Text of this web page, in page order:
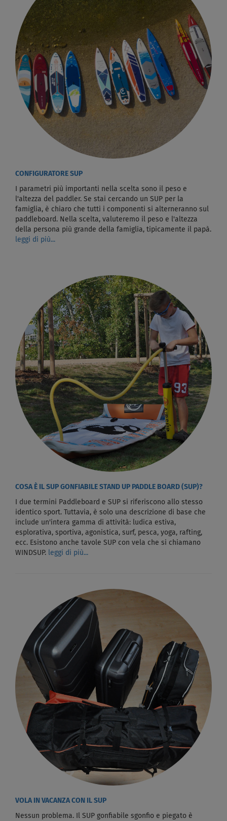
CONFIGURATORE SUP
I parametri più importanti nella scelta sono il peso e
l'altezza del paddler. Se stai cercando un SUP per la
famiglia, è chiaro che tutti i componenti si alterneranno sul
paddleboard. Nella scelta, valuteremo il peso e l'altezza
della persona più grande della famiglia, tipicamente il papà.
leggi di più...
COSA È IL SUP GONFIABILE STAND UP PADDLE BOARD (SUP)?
I due termini Paddleboard e SUP si riferiscono allo stesso
identico sport. Tuttavia, è solo una descrizione di base che
include un'intera gamma di attività: ludica estiva,
esplorativa, sportiva, agonistica, surf, pesca, yoga, rafting,
ecc. Esistono anche tavole SUP con vela che si chiamano
WINDSUP. leggi di più...
VOLA IN VACANZA CON IL SUP
Nessun problema. Il SUP gonfiabile sgonfio e piegato è